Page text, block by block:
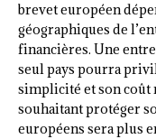
brevet européen
géographiques de
financières. Une
seul pays pourra
simplicité et son coût
souhaitant protéger
européens sera plus